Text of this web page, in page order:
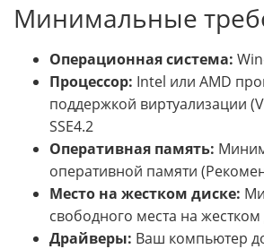
Минимальные
Операционная система:
Процессор: Intel или AMD
поддержкой виртуализации
SSE4.2
Оперативная память:
оперативной памяти
Место на жестком диске:
свободного места на жестком
Драйверы: Ваш компьютер